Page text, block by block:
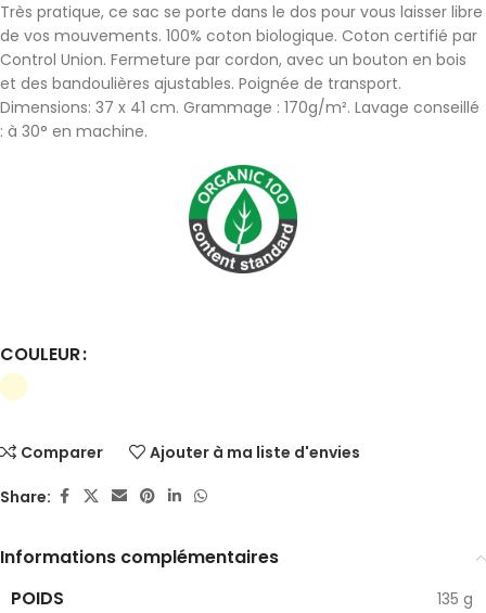
Très pratique, ce sac se porte dans le dos pour vous laisser libre
de vos mouvements. 100% coton biologique. Coton certifié par
Control Union. Fermeture par cordon, avec un bouton en bois
et des bandoulières ajustables. Poignée de transport.
Dimensions: 37 x 41 cm. Grammage : 170g/m². Lavage conseillé
: à 30° en machine.
COULEUR
Comparer Ajouter à ma liste d'envies
Share:
Informations complémentaires
POIDS
135 g